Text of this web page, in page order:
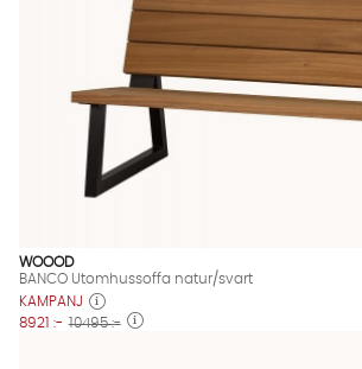
WOOOD
BANCO Utomhussoffa natur/svart
KAMPANJ
8921 :- 10495 :-